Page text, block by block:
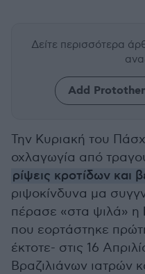
Δείτε περισσότερα
Add
Την Κυριακή του
οχλαγωγία από
ρίψεις κροτίδων και
ριψοκίνδυνα μα
πέρασε «στα ψιλά» η
που εορτάστηκε
έκτοτε- στις 16
Βραζιλιάνων ιατρών